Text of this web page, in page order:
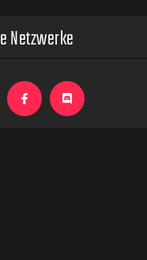
Netzwerke